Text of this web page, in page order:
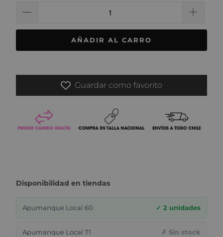
AÑADIR AL CARRO
Guardar como favorito
Disponibilidad en tiendas
Apumanque Local 60 ✓ 2 unidades
Apumanque Local 71 ✗ Sin stock